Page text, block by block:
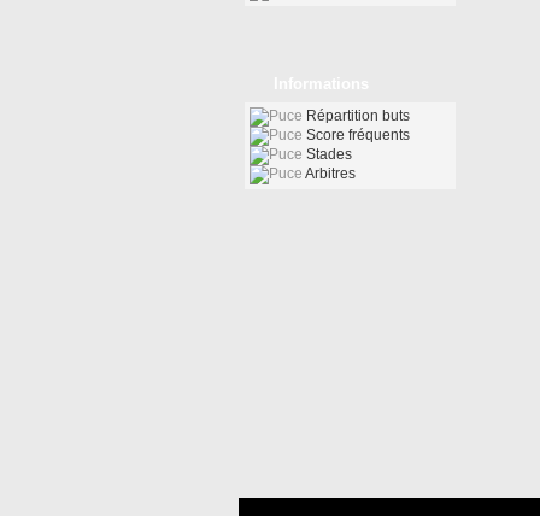
Répartition buts
Score fréquents
Stades
Arbitres